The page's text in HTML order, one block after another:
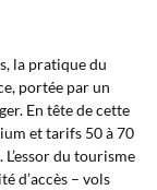
la pratique du
portée par un
En tête de cette
et tarifs 50 à 70
du tourisme
d’accès – vols